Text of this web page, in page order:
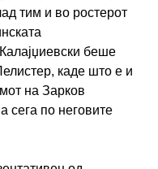
тим и во ростерот
беше
каде што е и
на Зарков
сега по неговите